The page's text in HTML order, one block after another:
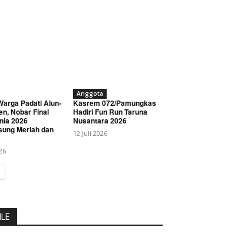
Padati Alun-
Nobar Final
2026
Meriah dan
Anggota
Kasrem 072/Pamungkas
Hadiri Fun Run Taruna
Nusantara 2026
12 Juli 2026